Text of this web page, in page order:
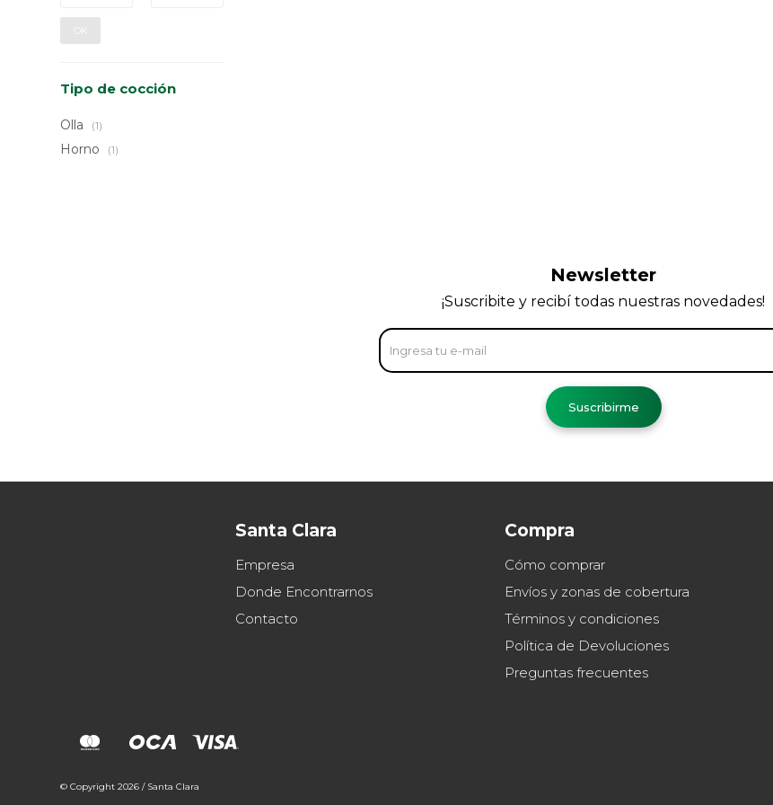
OK
Tipo de cocción
Olla (1)
Horno (1)
Santa Clara
Empresa
Donde Encontrarnos
Contacto
Compra
Cómo comprar
Envíos y zonas de cobertura
Términos y condiciones
Política de Devoluciones
Preguntas frecuentes
Newsletter
¡Suscribite y recibí todas nuestras novedades!
Suscribirme
© Copyright 2026 / Santa Clara